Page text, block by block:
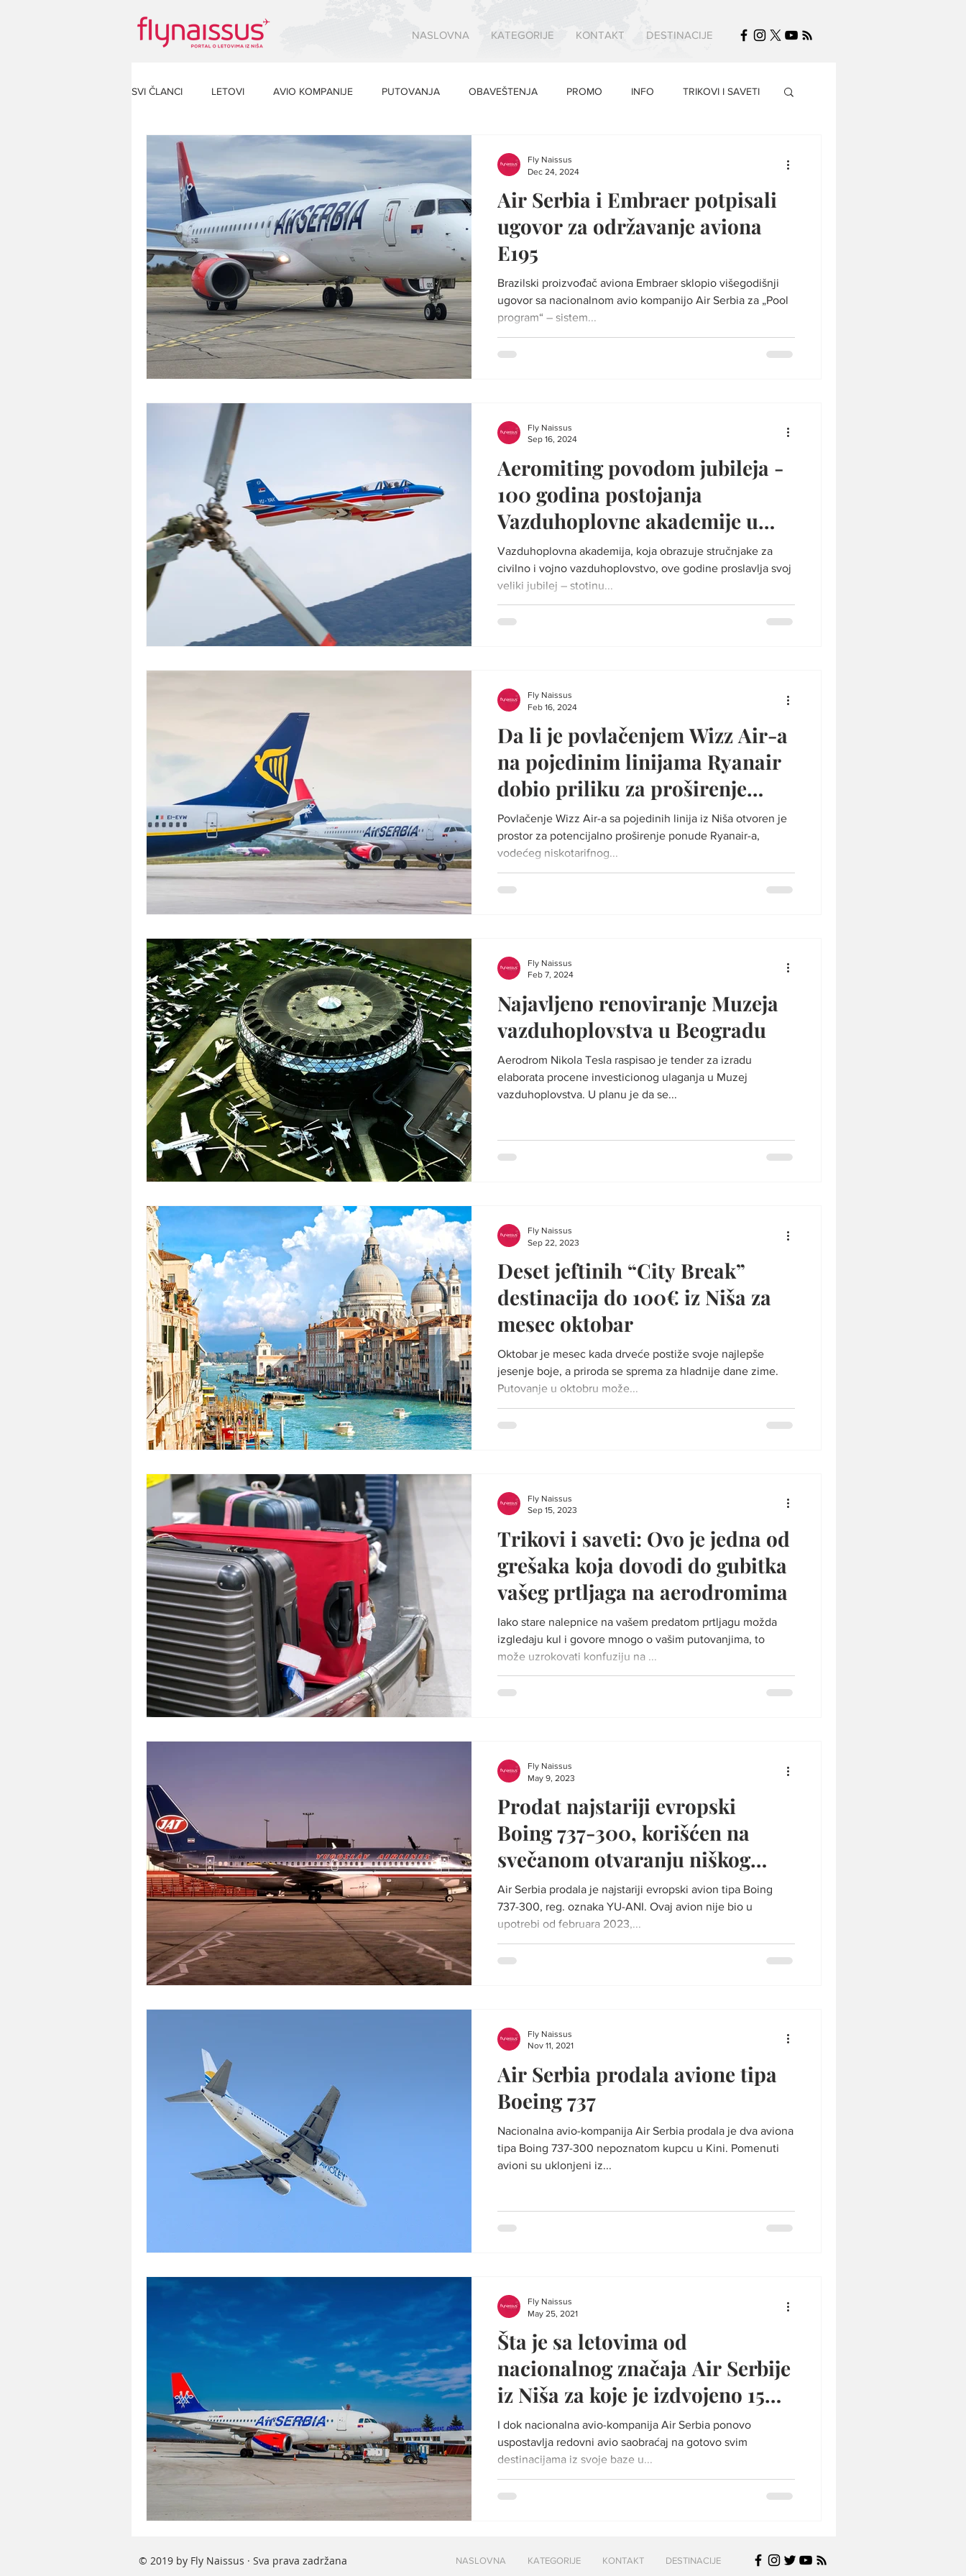
NASLOVNA KATEGORIJE KONTAKT DESTINACIJE
SVI ČLANCI LETOVI AVIO KOMPANIJE PUTOVANJA OBAVEŠTENJA PROMO INFO TRIKOVI I SAVETI
Air Serbia i Embraer potpisali
ugovor za održavanje aviona
E195
Brazilski proizvođač aviona Embraer sklopio višegodišnji
ugovor sa nacionalnom avio kompanijo Air Serbia za „Pool
program“ – sistem...
Fly Naissus
Dec 24, 2024
Aeromiting povodom jubileja -
100 godina postojanja
Vazduhoplovne akademije u
Vršcu
Vazduhoplovna akademija, koja obrazuje stručnjake za
civilno i vojno vazduhoplovstvo, ove godine proslavlja svoj
veliki jubilej – stotinu...
Fly Naissus
Sep 16, 2024
Da li je povlačenjem Wizz Air-a
na pojedinim linijama Ryanair
dobio priliku za proširenje
niskotarifnih letova iz Niša?
Povlačenje Wizz Air-a sa pojedinih linija iz Niša otvoren je
prostor za potencijalno proširenje ponude Ryanair-a,
vodećeg niskotarifnog...
Fly Naissus
Feb 16, 2024
Najavljeno renoviranje Muzeja
vazduhoplovstva u Beogradu
Aerodrom Nikola Tesla raspisao je tender za izradu
elaborata procene investicionog ulaganja u Muzej
vazduhoplovstva. U planu je da se...
Fly Naissus
Feb 7, 2024
Deset jeftinih “City Break”
destinacija do 100€ iz Niša za
mesec oktobar
Oktobar je mesec kada drveće postiže svoje najlepše
jesenje boje, a priroda se sprema za hladnije dane zime.
Putovanje u oktobru može...
Fly Naissus
Sep 22, 2023
Trikovi i saveti: Ovo je jedna od
grešaka koja dovodi do gubitka
vašeg prtljaga na aerodromima
Iako stare nalepnice na vašem predatom prtljagu možda
izgledaju kul i govore mnogo o vašim putovanjima, to
može uzrokovati konfuziju na ...
Fly Naissus
Sep 15, 2023
Prodat najstariji evropski
Boing 737-300, korišćen na
svečanom otvaranju niškog
aerodroma 86.
Air Serbia prodala je najstariji evropski avion tipa Boing
737-300, reg. oznaka YU-ANI. Ovaj avion nije bio u
upotrebi od februara 2023,...
Fly Naissus
May 9, 2023
Air Serbia prodala avione tipa
Boeing 737
Nacionalna avio-kompanija Air Serbia prodala je dva aviona
tipa Boing 737-300 nepoznatom kupcu u Kini. Pomenuti
avioni su uklonjeni iz...
Fly Naissus
Nov 11, 2021
Šta je sa letovima od
nacionalnog značaja Air Serbije
iz Niša za koje je izdvojeno 15
miliona evra?
I dok nacionalna avio-kompanija Air Serbia ponovo
uspostavlja redovni avio saobraćaj na gotovo svim
destinacijama iz svoje baze u...
Fly Naissus
May 25, 2021
© 2019 by Fly Naissus · Sva prava zadržana NASLOVNA KATEGORIJE KONTAKT DESTINACIJE